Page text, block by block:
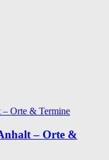
– Orte &